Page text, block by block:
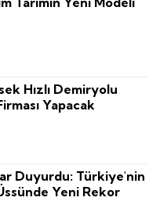
Hızlı Demiryolu
Yapacak
Duyurdu: Türkiye'nin
Yeni Rekor